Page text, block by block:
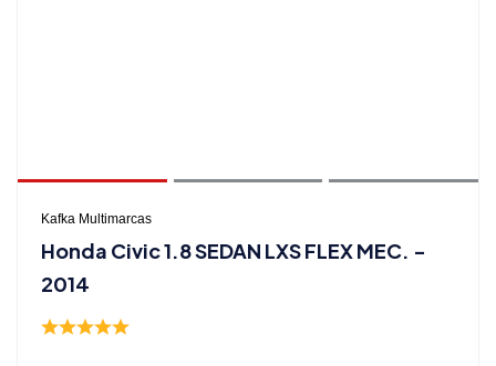
Kafka Multimarcas
Honda Civic 1.8 SEDAN LXS FLEX MEC. -
2014